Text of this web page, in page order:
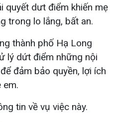
quyết dưt điểm khiến mẹ
trong lo lắng, bất an.
thành phố Hạ Long
lý dứt điểm những nội
đảm bảo quyền, lợi ích
em.
tin về vụ việc này.